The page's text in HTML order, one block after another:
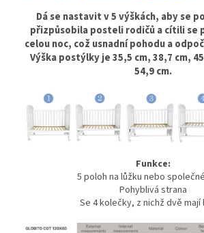
Dá se nastavit v 5 výškách, aby se
přizpůsobila posteli rodičů a cítili se
celou noc, což usnadní pohodu a
Výška postýlky je 35,5 cm, 38,7 cm,
54,9 cm.
Funkce:
5 poloh na lůžku nebo
Pohyblivá strana
Se 4 kolečky, z nichž dvě mají